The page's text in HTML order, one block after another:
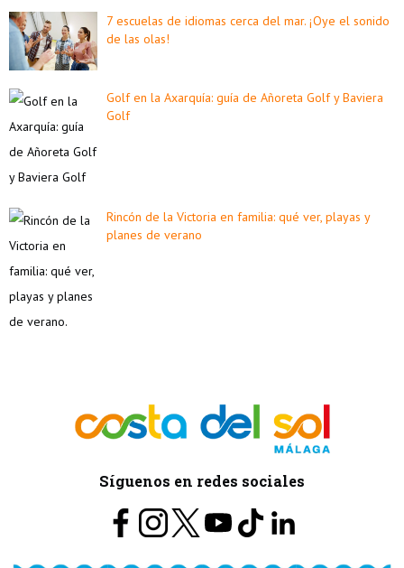
7 escuelas de idiomas cerca del mar. ¡Oye el sonido
de las olas!
Golf en la Axarquía: guía de Añoreta Golf y Baviera
Golf
Rincón de la Victoria en familia: qué ver, playas y
planes de verano
Síguenos en redes sociales